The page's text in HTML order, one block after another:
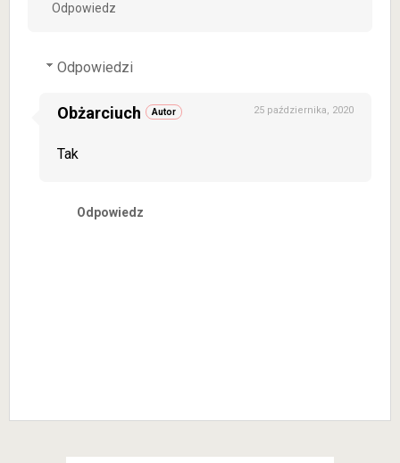
Odpowiedz
Odpowiedzi
Obżarciuch 25 października, 2020
Tak
Odpowiedz